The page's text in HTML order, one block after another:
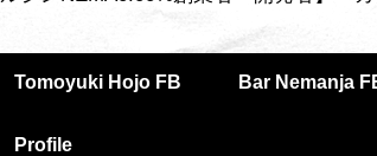
Tomoyuki Hojo FB Bar Nemanja
Profile